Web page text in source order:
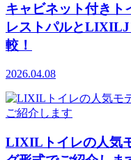
キャビネット付きト
レストパルと
較！
2026.04.08
LIXILトイレの人気